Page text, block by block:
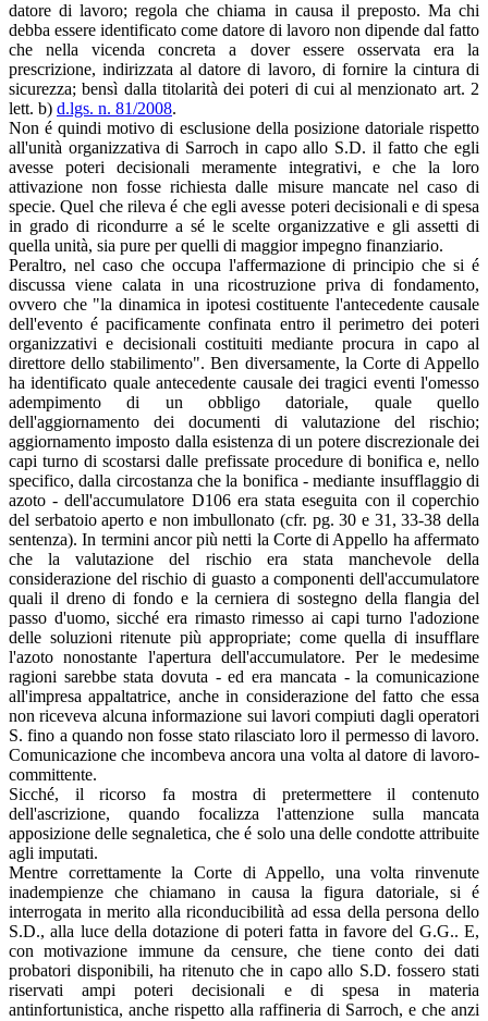
datore di lavoro; regola che chiama in causa il preposto. Ma chi
debba essere identificato come datore di lavoro non dipende dal fatto
che nella vicenda concreta a dover essere osservata era la
prescrizione, indirizzata al datore di lavoro, di fornire la cintura di
sicurezza; bensì dalla titolarità dei poteri di cui al menzionato art. 2
lett. b) d.lgs. n. 81/2008.
Non é quindi motivo di esclusione della posizione datoriale rispetto
all'unità organizzativa di Sarroch in capo allo S.D. il fatto che egli
avesse poteri decisionali meramente integrativi, e che la loro
attivazione non fosse richiesta dalle misure mancate nel caso di
specie. Quel che rileva é che egli avesse poteri decisionali e di spesa
in grado di ricondurre a sé le scelte organizzative e gli assetti di
quella unità, sia pure per quelli di maggior impegno finanziario.
Peraltro, nel caso che occupa l'affermazione di principio che si é
discussa viene calata in una ricostruzione priva di fondamento,
ovvero che "la dinamica in ipotesi costituente l'antecedente causale
dell'evento é pacificamente confinata entro il perimetro dei poteri
organizzativi e decisionali costituiti mediante procura in capo al
direttore dello stabilimento". Ben diversamente, la Corte di Appello
ha identificato quale antecedente causale dei tragici eventi l'omesso
adempimento di un obbligo datoriale, quale quello
dell'aggiornamento dei documenti di valutazione del rischio;
aggiornamento imposto dalla esistenza di un potere discrezionale dei
capi turno di scostarsi dalle prefissate procedure di bonifica e, nello
specifico, dalla circostanza che la bonifica - mediante insufflaggio di
azoto - dell'accumulatore D106 era stata eseguita con il coperchio
del serbatoio aperto e non imbullonato (cfr. pg. 30 e 31, 33-38 della
sentenza). In termini ancor più netti la Corte di Appello ha affermato
che la valutazione del rischio era stata manchevole della
considerazione del rischio di guasto a componenti dell'accumulatore
quali il dreno di fondo e la cerniera di sostegno della flangia del
passo d'uomo, sicché era rimasto rimesso ai capi turno l'adozione
delle soluzioni ritenute più appropriate; come quella di insufflare
l'azoto nonostante l'apertura dell'accumulatore. Per le medesime
ragioni sarebbe stata dovuta - ed era mancata - la comunicazione
all'impresa appaltatrice, anche in considerazione del fatto che essa
non riceveva alcuna informazione sui lavori compiuti dagli operatori
S. fino a quando non fosse stato rilasciato loro il permesso di lavoro.
Comunicazione che incombeva ancora una volta al datore di lavoro-
committente.
Sicché, il ricorso fa mostra di pretermettere il contenuto
dell'ascrizione, quando focalizza l'attenzione sulla mancata
apposizione delle segnaletica, che é solo una delle condotte attribuite
agli imputati.
Mentre correttamente la Corte di Appello, una volta rinvenute
inadempienze che chiamano in causa la figura datoriale, si é
interrogata in merito alla riconducibilità ad essa della persona dello
S.D., alla luce della dotazione di poteri fatta in favore del G.G.. E,
con motivazione immune da censure, che tiene conto dei dati
probatori disponibili, ha ritenuto che in capo allo S.D. fossero stati
riservati ampi poteri decisionali e di spesa in materia
antinfortunistica, anche rispetto alla raffineria di Sarroch, e che anzi